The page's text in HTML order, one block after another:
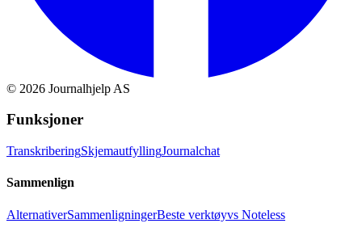
© 2026 Journalhjelp AS
Funksjoner
TranskriberingSkjemautfyllingJournalchat
Sammenlign
AlternativerSammenligningerBeste verktøyvs Noteless